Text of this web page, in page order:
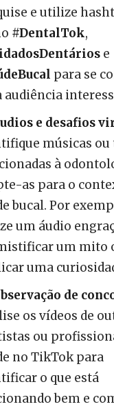
e utilize
#DentalTok,
e
para se
audiência
e desafios
músicas ou
à
as para o
bucal. Por
um áudio
um mito
uma
de
os vídeos de
ou
no TikTok para
o que está
bem e